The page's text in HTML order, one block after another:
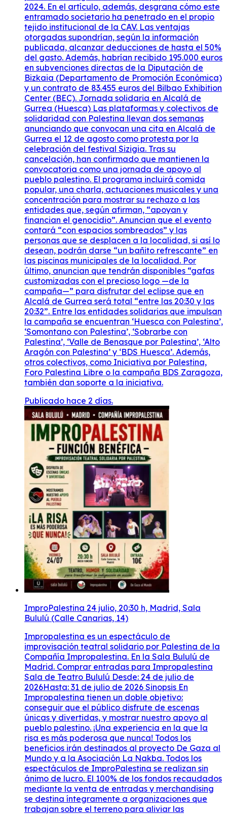
Publicado hace 2 días.
ImproPalestina 24 julio, 20:30 h, Madrid, Sala
Bululú (Calle Canarias, 14)
Impropalestina es un espectáculo de
improvisación teatral solidario por Palestina de la
Compañía Impropalestina. En la Sala Bululú de
Madrid. Comprar entradas para Impropalestina
Sala de Teatro Bululú Desde: 24 de julio de
2026Hasta: 31 de julio de 2026 Sinopsis En
Impropalestina tienen un doble objetivo:
conseguir que el público disfrute de escenas
únicas y divertidas, y mostrar nuestro apoyo al
pueblo palestino. ¡Una experiencia en la que la
risa es más poderosa que nunca! Todos los
beneficios irán destinados al proyecto De Gaza al
Mundo y a la Asociación La Nakba. Todos los
espectáculos de ImproPalestina se realizan sin
ánimo de lucro. El 100% de los fondos recaudados
mediante la venta de entradas y merchandising
se destina íntegramente a organizaciones que
trabajan sobre el terreno para aliviar las